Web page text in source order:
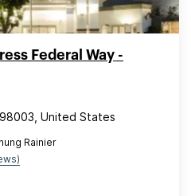
Federal Way -
United States
Rainier